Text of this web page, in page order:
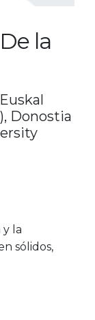
la
Donostia
y la
sólidos,